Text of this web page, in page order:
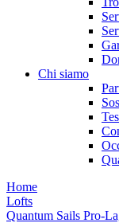
Chi siamo
Home
Lofts
Quantum Sails Pro-